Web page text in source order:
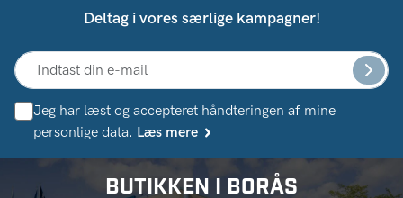
Deltag i vores særlige kampagner!
Jeg har læst og accepteret håndteringen af ​​mine
personlige data. Læs mere
BUTIKKEN I BORÅS